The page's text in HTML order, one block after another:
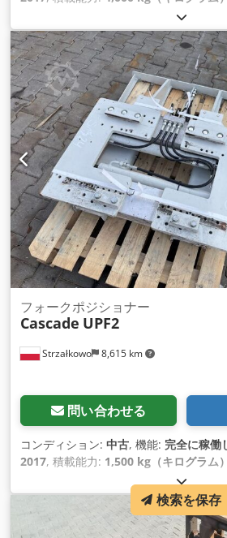
Strzałkowo 8,615 km
フォークポジショナー
Cascade UPF2
問い合わせる
コンディション: 中古, 機能: 完全に稼働
2017, 積載能力: 1,500 kg（キログラム）
ー ISOクラス: ISOクラス2 = 1,000 -
完全機能 Credjvbmuxjpfx Agqof 技術
品詳細: 2017年 ISO 2 (41 cm) サイド
範囲 540-1620 mm 幅 830 mm ID
検索を保存